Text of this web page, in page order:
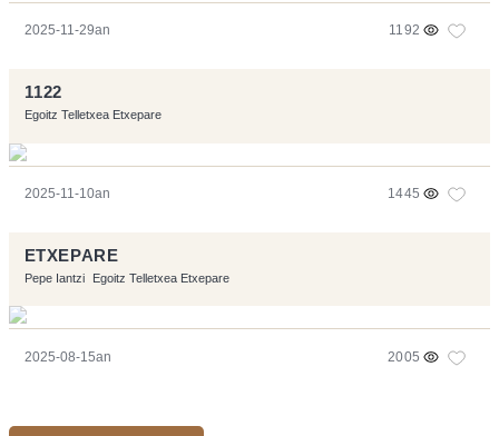
2025-11-29an 1192
1122
Egoitz Telletxea Etxepare
2025-11-10an 1445
ETXEPARE
Pepe Iantzi Egoitz Telletxea Etxepare
2025-08-15an 2005